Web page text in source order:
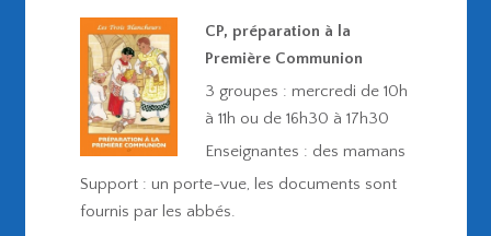
CP, préparation à la
Première Communion
3 groupes : mercredi de 10h
à 11h ou de 16h30 à 17h30
Enseignantes : des mamans
Support : un porte-vue, les documents sont
fournis par les abbés.